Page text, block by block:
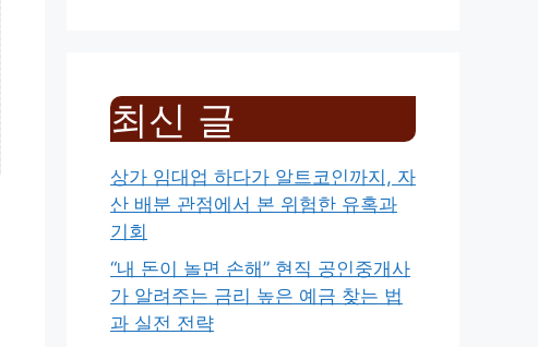
최신 글
상가 임대업 하다가 알트코인까지, 자
산 배분 관점에서 본 위험한 유혹과
기회
“내 돈이 놀면 손해” 현직 공인중개사
가 알려주는 금리 높은 예금 찾는 법
과 실전 전략